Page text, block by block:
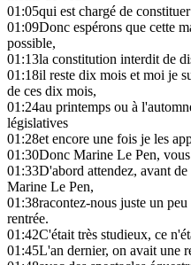
01:05qui est chargé de
01:09Donc espérons que cette
possible,
01:13la constitution interdit de
01:18il reste dix mois et moi je
de ces dix mois,
01:24au printemps ou à
législatives
01:28et encore une fois je les
01:30Donc Marine Le Pen,
01:33D'abord attendez, avant
Marine Le Pen,
01:38racontez-nous juste un
rentrée.
01:42C'était très studieux, ce
01:45L'an dernier, on avait une